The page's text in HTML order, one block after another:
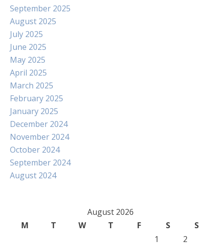
September 2025
August 2025
July 2025
June 2025
May 2025
April 2025
March 2025
February 2025
January 2025
December 2024
November 2024
October 2024
September 2024
August 2024
August 2026
M
T W T F S
S
1
2